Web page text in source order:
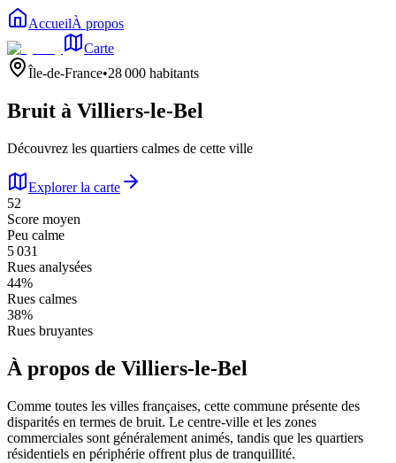
AccueilÀ propos
Carte
Île-de-France•28 000 habitants
Bruit à Villiers-le-Bel
Découvrez les quartiers calmes de cette ville
Explorer la carte
52
Score moyen
Peu calme
5 031
Rues analysées
44%
Rues calmes
38%
Rues bruyantes
À propos de Villiers-le-Bel
Comme toutes les villes françaises, cette commune présente des
disparités en termes de bruit. Le centre-ville et les zones
commerciales sont généralement animés, tandis que les quartiers
résidentiels en périphérie offrent plus de tranquillité.